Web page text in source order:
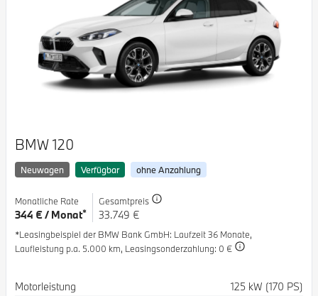
BMW 120
Neuwagen Verfügbar ohne Anzahlung
Monatliche Rate
344 € / Monat*
Gesamtpreis
33.749 €
*Leasingbeispiel der BMW Bank GmbH: Laufzeit 36 Monate,
Laufleistung p.a. 5.000 km, Leasingsonderzahlung: 0 €
Spezifikation
Motorleistung
125 kW (170 PS)